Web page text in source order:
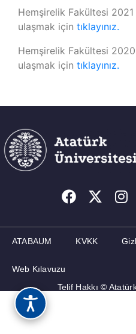
Hemşirelik Fakültesi 2021
ulaşmak için tıklayınız.
Hemşirelik Fakültesi 2020
ulaşmak için tıklayınız.
ATABAUM KVKK
Web Kılavuzu
Telif Hakkı ©